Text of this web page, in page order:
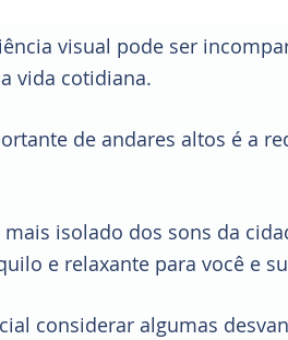
visual pode ser
vida cotidiana.
de andares altos é a
mais isolado dos sons da
e relaxante para você e
considerar algumas